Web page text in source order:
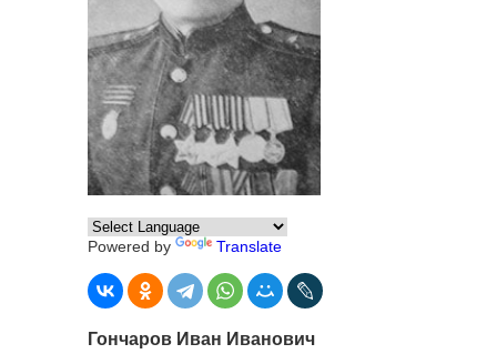
Powered by Translate
Гончаров Иван Иванович